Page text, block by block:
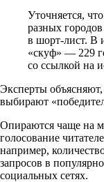
Уточняется,
разных
в шорт-лист. В
«скуф» — 229
со ссылкой на
Эксперты
выбирают
Опираются чаще на
голосование
например,
запросов в
социальных сетях.